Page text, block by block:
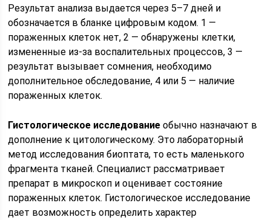
Результат анализа выдается через 5–7 дней и
обозначается в бланке цифровым кодом. 1 —
пораженных клеток нет, 2 — обнаружены клетки,
измененные из-за воспалительных процессов, 3 —
результат вызывает сомнения, необходимо
дополнительное обследование, 4 или 5 — наличие
пораженных клеток.
Гистологическое исследование обычно назначают в
дополнение к цитологическому. Это лабораторный
метод исследования биоптата, то есть маленького
фрагмента тканей. Специалист рассматривает
препарат в микроскоп и оценивает состояние
пораженных клеток. Гистологическое исследование
дает возможность определить характер